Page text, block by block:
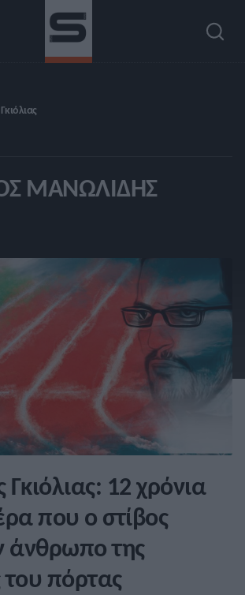
ΜΑΝΩΛΊΔΗΣ
12 χρόνια
που ο στίβος
άνθρωπο της
πόρτας